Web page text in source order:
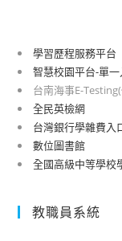
學習歷程服務平台
智慧校園平台-單一
台南海事E-
全民英檢網
台灣銀行學雜費入
數位圖書館
全國高級中等學校
教職員系統